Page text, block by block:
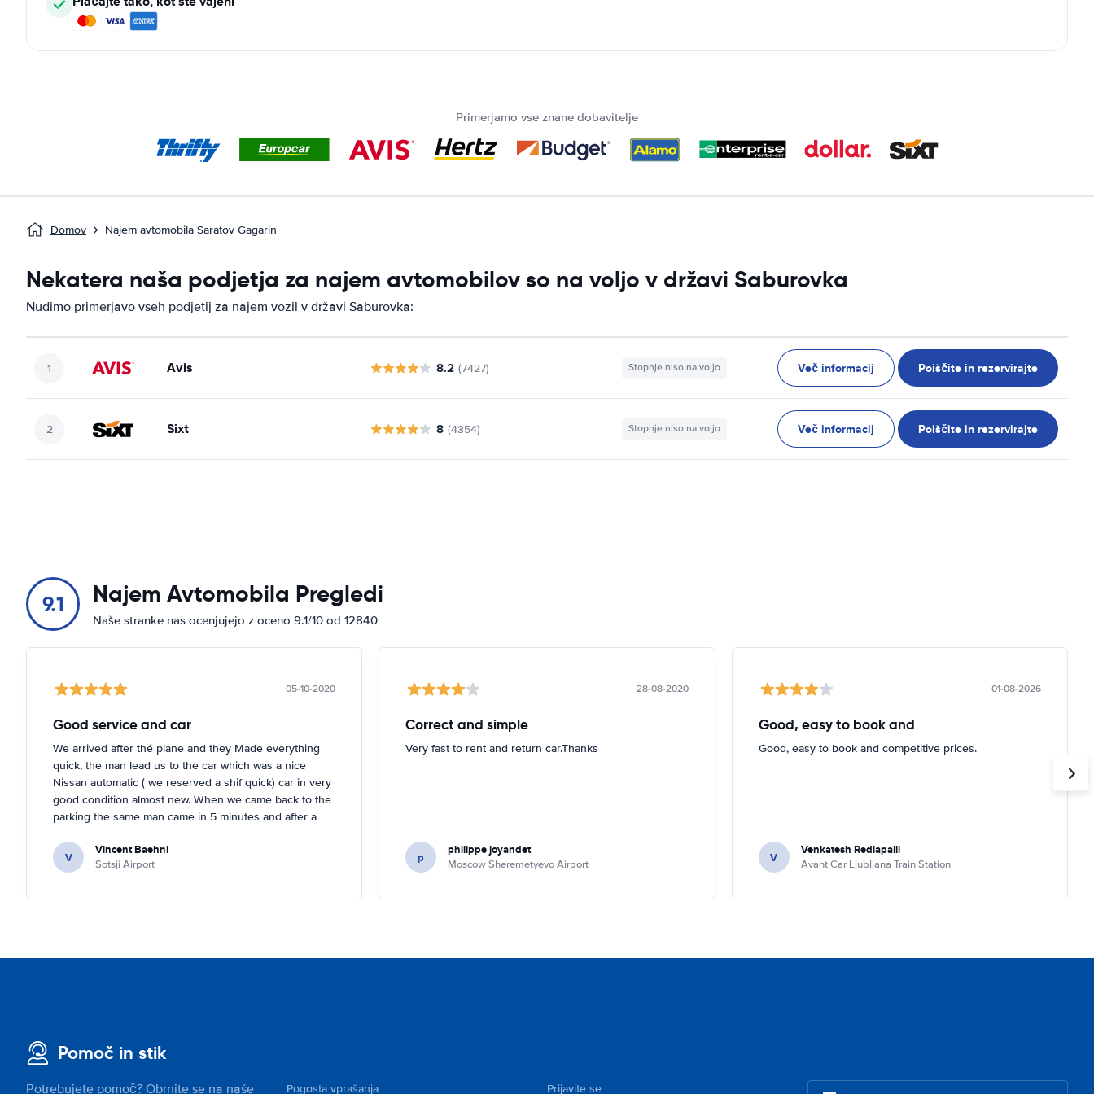
Primerjamo vse znane dobavitelje
Domov Najem avtomobila Saratov Gagarin
Nekatera naša podjetja za najem avtomobilov so na voljo v državi Saburovka
Nudimo primerjavo vseh podjetij za najem vozil v državi Saburovka:
Avis 8.2 (7427) Stopnje niso na voljo Več informacij Poiščite in rezervirajte
Sixt 8 (4354) Stopnje niso na voljo Več informacij Poiščite in rezervirajte
9.1 Najem Avtomobila Pregledi
Naše stranke nas ocenjujejo z oceno 9.1/10 od 12840
05-10-2020
Good service and car
We arrived after thé plane and they Made everything
quick, the man lead us to the car which was a nice
Nissan automatic ( we reserved a shif quick) car in very
good condition almost new. When we came back to the
parking the same man came in 5 minutes and after a
recommand this company.
V Vincent Baehni
Sotsji Airport
28-08-2020
Correct and simple
Very fast to rent and return car.Thanks
p philippe joyandet
Moscow Sheremetyevo Airport
01-08-2026
Good, easy to book and
Good, easy to book and competitive prices.
V Venkatesh Redlapalli
Avant Car Ljubljana Train Station
Pomoč in stik
Potrebujete pomoč? Obrnite se na naše Pogosta vprašanja Prijavite se